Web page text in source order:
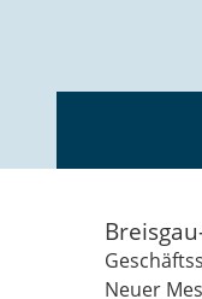
Neuer